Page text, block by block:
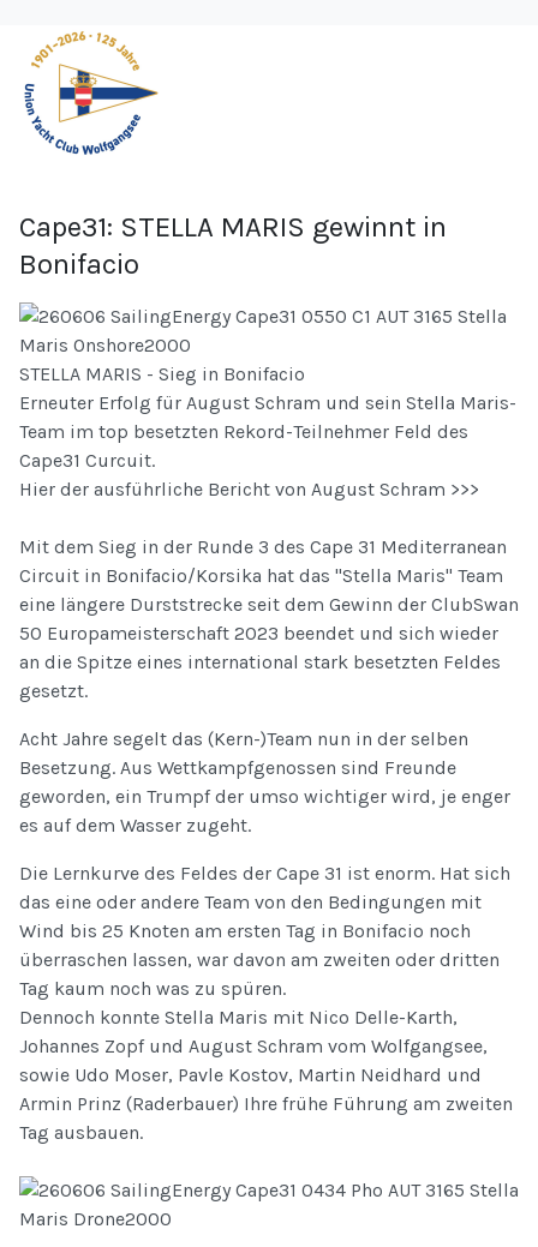
Cape31: STELLA MARIS gewinnt in
Bonifacio
STELLA MARIS - Sieg in Bonifacio
Erneuter Erfolg für August Schram und sein Stella Maris-
Team im top besetzten Rekord-Teilnehmer Feld des
Cape31 Curcuit.
Hier der ausführliche Bericht von August Schram >>>
Mit dem Sieg in der Runde 3 des Cape 31 Mediterranean
Circuit in Bonifacio/Korsika hat das "Stella Maris" Team
eine längere Durststrecke seit dem Gewinn der ClubSwan
50 Europameisterschaft 2023 beendet und sich wieder
an die Spitze eines international stark besetzten Feldes
gesetzt.
Acht Jahre segelt das (Kern-)Team nun in der selben
Besetzung. Aus Wettkampfgenossen sind Freunde
geworden, ein Trumpf der umso wichtiger wird, je enger
es auf dem Wasser zugeht.
Die Lernkurve des Feldes der Cape 31 ist enorm. Hat sich
das eine oder andere Team von den Bedingungen mit
Wind bis 25 Knoten am ersten Tag in Bonifacio noch
überraschen lassen, war davon am zweiten oder dritten
Tag kaum noch was zu spüren.
Dennoch konnte Stella Maris mit Nico Delle-Karth,
Johannes Zopf und August Schram vom Wolfgangsee,
sowie Udo Moser, Pavle Kostov, Martin Neidhard und
Armin Prinz (Raderbauer) Ihre frühe Führung am zweiten
Tag ausbauen.